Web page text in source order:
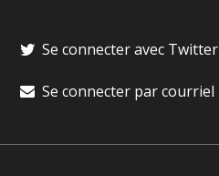
Se connecter avec Twitter
Se connecter par courriel